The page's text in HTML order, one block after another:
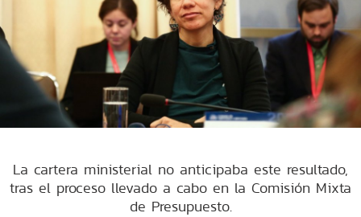
La cartera ministerial no anticipaba este resultado,
tras el proceso llevado a cabo en la Comisión Mixta
de Presupuesto.